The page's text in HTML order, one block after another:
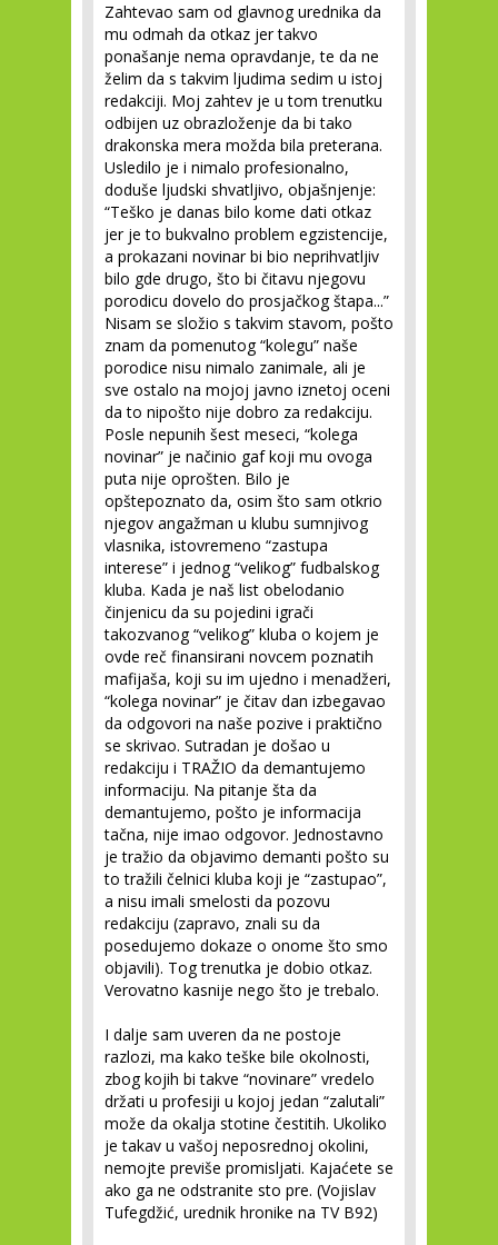
Zahtevao sam od glavnog urednika da
mu odmah da otkaz jer takvo
ponašanje nema opravdanje, te da ne
želim da s takvim ljudima sedim u istoj
redakciji. Moj zahtev je u tom trenutku
odbijen uz obrazloženje da bi tako
drakonska mera možda bila preterana.
Usledilo je i nimalo profesionalno,
doduše ljudski shvatljivo, objašnjenje:
“Teško je danas bilo kome dati otkaz
jer je to bukvalno problem egzistencije,
a prokazani novinar bi bio neprihvatljiv
bilo gde drugo, što bi čitavu njegovu
porodicu dovelo do prosjačkog štapa...”
Nisam se složio s takvim stavom, pošto
znam da pomenutog “kolegu” naše
porodice nisu nimalo zanimale, ali je
sve ostalo na mojoj javno iznetoj oceni
da to nipošto nije dobro za redakciju.
Posle nepunih šest meseci, “kolega
novinar” je načinio gaf koji mu ovoga
puta nije oprošten. Bilo je
opštepoznato da, osim što sam otkrio
njegov angažman u klubu sumnjivog
vlasnika, istovremeno “zastupa
interese” i jednog “velikog” fudbalskog
kluba. Kada je naš list obelodanio
činjenicu da su pojedini igrači
takozvanog “velikog” kluba o kojem je
ovde reč finansirani novcem poznatih
mafijaša, koji su im ujedno i menadžeri,
“kolega novinar” je čitav dan izbegavao
da odgovori na naše pozive i praktično
se skrivao. Sutradan je došao u
redakciju i TRAŽIO da demantujemo
informaciju. Na pitanje šta da
demantujemo, pošto je informacija
tačna, nije imao odgovor. Jednostavno
je tražio da objavimo demanti pošto su
to tražili čelnici kluba koji je “zastupao”,
a nisu imali smelosti da pozovu
redakciju (zapravo, znali su da
posedujemo dokaze o onome što smo
objavili). Tog trenutka je dobio otkaz.
Verovatno kasnije nego što je trebalo.
I dalje sam uveren da ne postoje
razlozi, ma kako teške bile okolnosti,
zbog kojih bi takve “novinare” vredelo
držati u profesiji u kojoj jedan “zalutali”
može da okalja stotine čestitih. Ukoliko
je takav u vašoj neposrednoj okolini,
nemojte previše promisljati. Kajaćete se
ako ga ne odstranite sto pre. (Vojislav
Tufegdžić, urednik hronike na TV B92)